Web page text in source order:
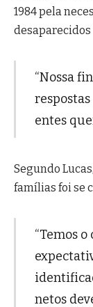
1984 pela
desaparecidos
“Nossa
entes
Segundo
famílias foi se
“Temos
netos